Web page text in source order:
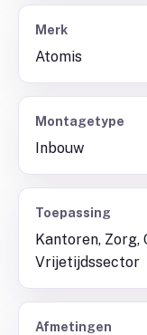
Merk
Atomis
Montagetype
Inbouw
Toepassing
Kantoren, Zorg,
Vrijetijdssector
Afmetingen